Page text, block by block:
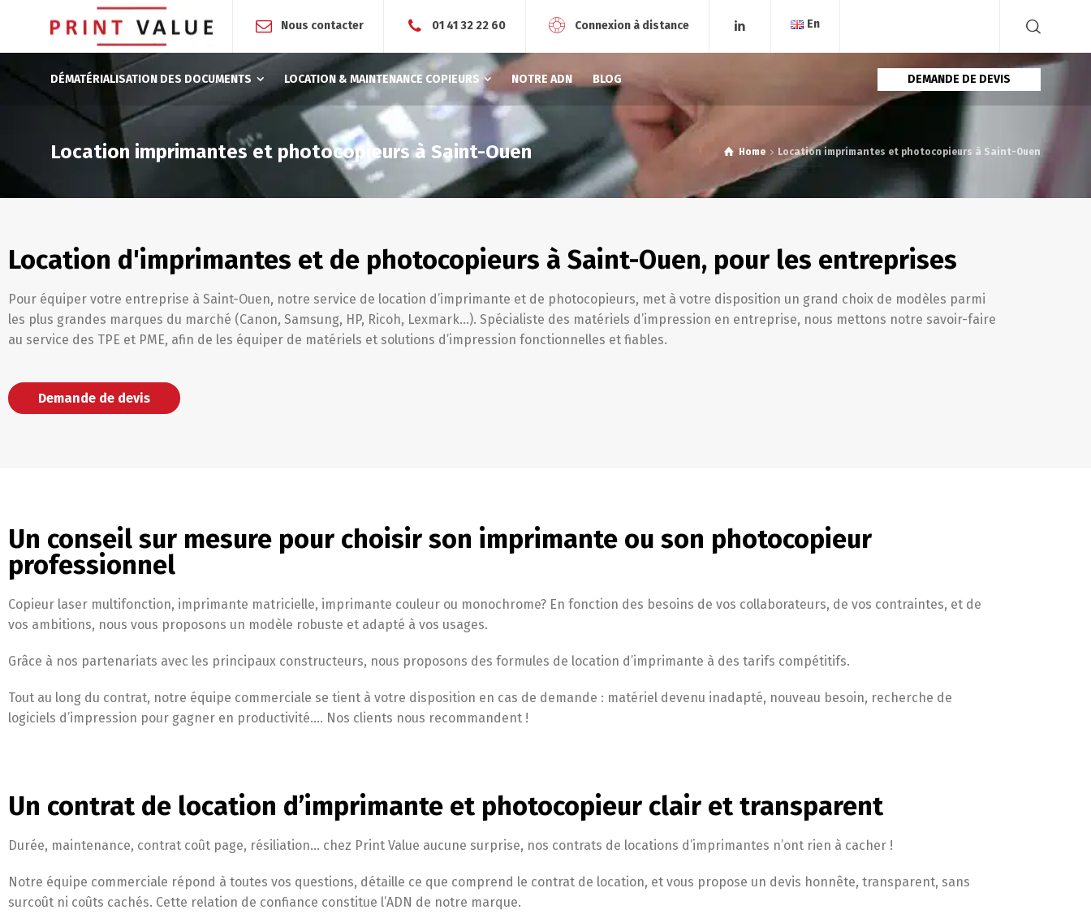
Nous contacter 01 41 32 22 60 Connexion à distance En
DÉMATÉRIALISATION DES DOCUMENTS LOCATION & MAINTENANCE COPIEURS NOTRE ADN BLOG DEMANDE DE DEVIS
Location imprimantes et photocopieurs à Saint-Ouen Home Location imprimantes et photocopieurs à Saint-Ouen
Location d'imprimantes et de photocopieurs à Saint-Ouen, pour les entreprises
Pour équiper votre entreprise à Saint-Ouen, notre service de location d’imprimante et de photocopieurs, met à votre disposition un grand choix de modèles parmi
les plus grandes marques du marché (Canon, Samsung, HP, Ricoh, Lexmark…). Spécialiste des matériels d’impression en entreprise, nous mettons notre savoir-faire
au service des TPE et PME, afin de les équiper de matériels et solutions d’impression fonctionnelles et fiables.
Demande de devis
Un conseil sur mesure pour choisir son imprimante ou son photocopieur
professionnel
Copieur laser multifonction, imprimante matricielle, imprimante couleur ou monochrome? En fonction des besoins de vos collaborateurs, de vos contraintes, et de
vos ambitions, nous vous proposons un modèle robuste et adapté à vos usages.
Grâce à nos partenariats avec les principaux constructeurs, nous proposons des formules de location d’imprimante à des tarifs compétitifs.
Tout au long du contrat, notre équipe commerciale se tient à votre disposition en cas de demande : matériel devenu inadapté, nouveau besoin, recherche de
logiciels d’impression pour gagner en productivité…. Nos clients nous recommandent !
Un contrat de location d’imprimante et photocopieur clair et transparent
Durée, maintenance, contrat coût page, résiliation… chez Print Value aucune surprise, nos contrats de locations d’imprimantes n’ont rien à cacher !
Notre équipe commerciale répond à toutes vos questions, détaille ce que comprend le contrat de location, et vous propose un devis honnête, transparent, sans
surcoût ni coûts cachés. Cette relation de confiance constitue l’ADN de notre marque.